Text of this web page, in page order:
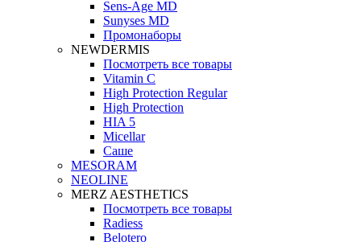
Sens-Age MD
Sunyses MD
Промонаборы
NEWDERMIS
Посмотреть все товары
Vitamin C
High Protection Regular
High Protection
HIA 5
Micellar
Саше
MESORAM
NEOLINE
MERZ AESTHETICS
Посмотреть все товары
Radiess
Belotero